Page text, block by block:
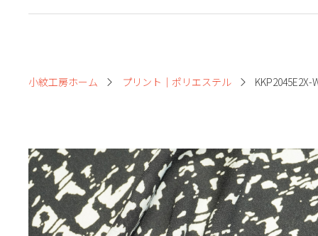
小紋工房ホーム プリント｜ポリエステル